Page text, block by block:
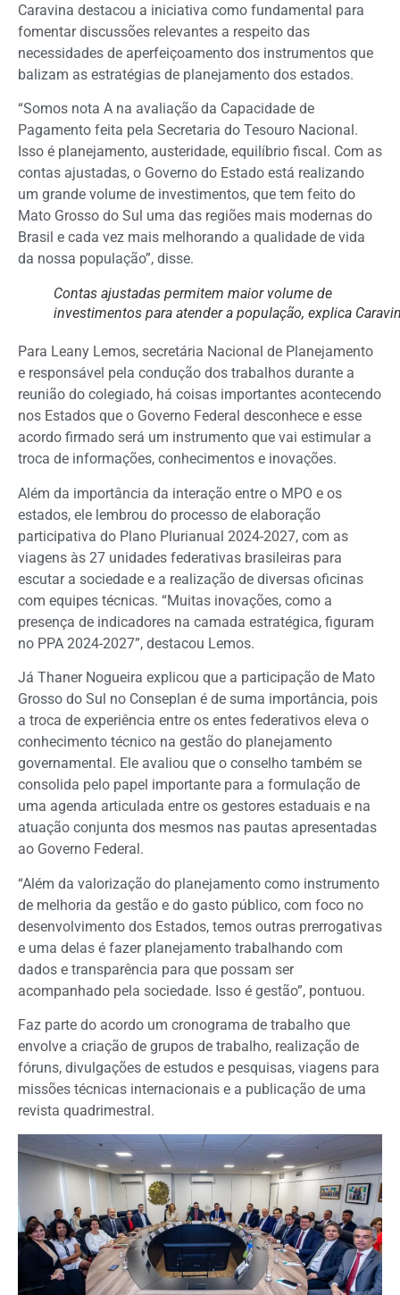
Caravina destacou a iniciativa como fundamental para
fomentar discussões relevantes a respeito das
necessidades de aperfeiçoamento dos instrumentos que
balizam as estratégias de planejamento dos estados.
“Somos nota A na avaliação da Capacidade de
Pagamento feita pela Secretaria do Tesouro Nacional.
Isso é planejamento, austeridade, equilíbrio fiscal. Com as
contas ajustadas, o Governo do Estado está realizando
um grande volume de investimentos, que tem feito do
Mato Grosso do Sul uma das regiões mais modernas do
Brasil e cada vez mais melhorando a qualidade de vida
da nossa população”, disse.
Contas ajustadas permitem maior volume de
investimentos para atender a população, explica
Para Leany Lemos, secretária Nacional de Planejamento
e responsável pela condução dos trabalhos durante a
reunião do colegiado, há coisas importantes acontecendo
nos Estados que o Governo Federal desconhece e esse
acordo firmado será um instrumento que vai estimular a
troca de informações, conhecimentos e inovações.
Além da importância da interação entre o MPO e os
estados, ele lembrou do processo de elaboração
participativa do Plano Plurianual 2024-2027, com as
viagens às 27 unidades federativas brasileiras para
escutar a sociedade e a realização de diversas oficinas
com equipes técnicas. “Muitas inovações, como a
presença de indicadores na camada estratégica, figuram
no PPA 2024-2027”, destacou Lemos.
Já Thaner Nogueira explicou que a participação de Mato
Grosso do Sul no Conseplan é de suma importância, pois
a troca de experiência entre os entes federativos eleva o
conhecimento técnico na gestão do planejamento
governamental. Ele avaliou que o conselho também se
consolida pelo papel importante para a formulação de
uma agenda articulada entre os gestores estaduais e na
atuação conjunta dos mesmos nas pautas apresentadas
ao Governo Federal.
“Além da valorização do planejamento como instrumento
de melhoria da gestão e do gasto público, com foco no
desenvolvimento dos Estados, temos outras prerrogativas
e uma delas é fazer planejamento trabalhando com
dados e transparência para que possam ser
acompanhado pela sociedade. Isso é gestão”, pontuou.
Faz parte do acordo um cronograma de trabalho que
envolve a criação de grupos de trabalho, realização de
fóruns, divulgações de estudos e pesquisas, viagens para
missões técnicas internacionais e a publicação de uma
revista quadrimestral.